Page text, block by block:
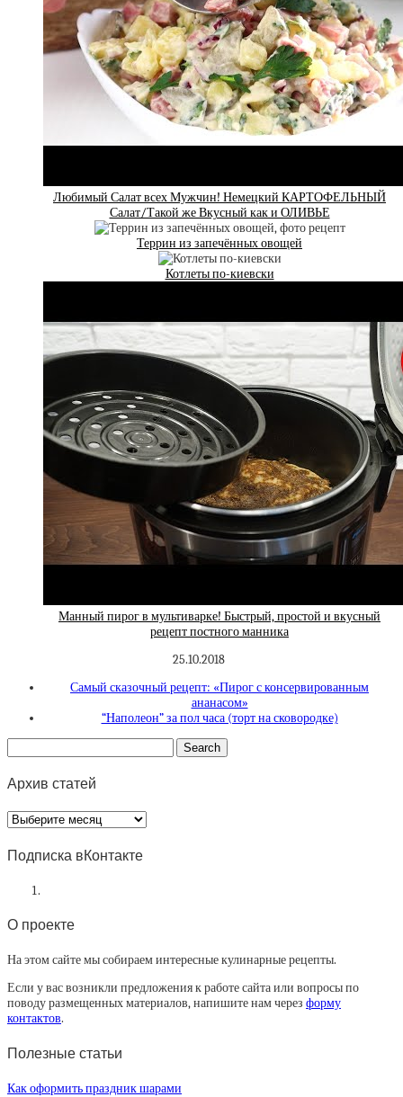
Любимый Салат всех Мужчин! Немецкий КАРТОФЕЛЬНЫЙ
Салат/Такой же Вкусный как и ОЛИВЬЕ
Террин из запечённых овощей
Котлеты по-киевски
Манный пирог в мультиварке! Быстрый, простой и вкусный
рецепт постного манника
25.10.2018
Самый сказочный рецепт: «Пирог с консервированным
ананасом»
“Наполеон” за пол часа (торт на сковородке)
Архив статей
Архив
статей
Подписка вКонтакте
О проекте
На этом сайте мы собираем интересные кулинарные рецепты.
Если у вас возникли предложения к работе сайта или вопросы по
поводу размещенных материалов, напишите нам через форму
контактов.
Полезные статьи
Как оформить праздник шарами